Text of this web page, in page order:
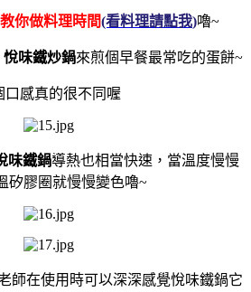
你做料理時間(看料理請點我)嚕~
悅味鐵炒鍋來煎個早餐最常吃的蛋餅~
口感真的很不同喔
味鐵鍋導熱也相當快速，當溫度慢慢
矽膠圈就慢慢變色嚕~
師在使用時可以深深感覺悅味鐵鍋它